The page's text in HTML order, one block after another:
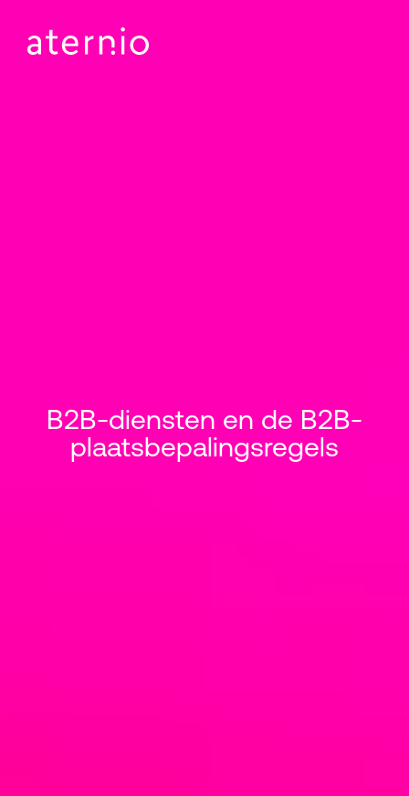
B2B-diensten en de B2B-
plaatsbepalingsregels
B2B-diensten en de B2B-